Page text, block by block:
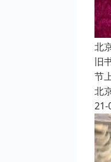
北
旧
节
北
21-